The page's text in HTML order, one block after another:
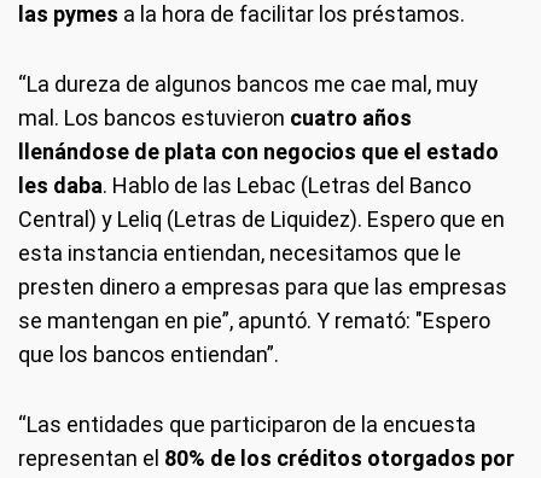
las pymes a la hora de facilitar los préstamos.
“La dureza de algunos bancos me cae mal, muy
mal. Los bancos estuvieron cuatro años
llenándose de plata con negocios que el estado
les daba. Hablo de las Lebac (Letras del Banco
Central) y Leliq (Letras de Liquidez). Espero que en
esta instancia entiendan, necesitamos que le
presten dinero a empresas para que las empresas
se mantengan en pie”, apuntó. Y remató: "Espero
que los bancos entiendan”.
“Las entidades que participaron de la encuesta
representan el 80% de los créditos otorgados por